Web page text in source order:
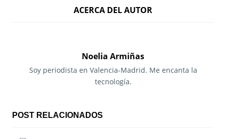
i
ACERCA DEL AUTOR
Noelia Armiñas
Soy periodista en Valencia-Madrid. Me encanta la
tecnología.
POST RELACIONADOS